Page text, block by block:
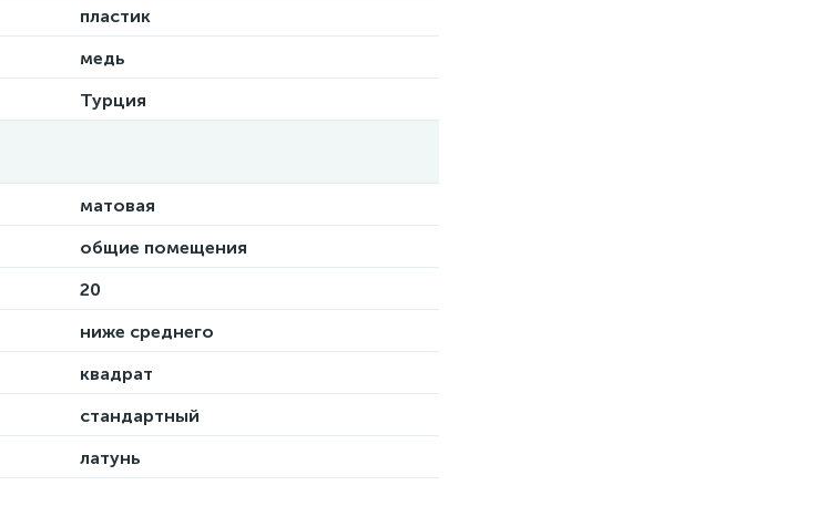
пластик
медь
Турция
матовая
общие помещения
20
ниже среднего
квадрат
стандартный
латунь